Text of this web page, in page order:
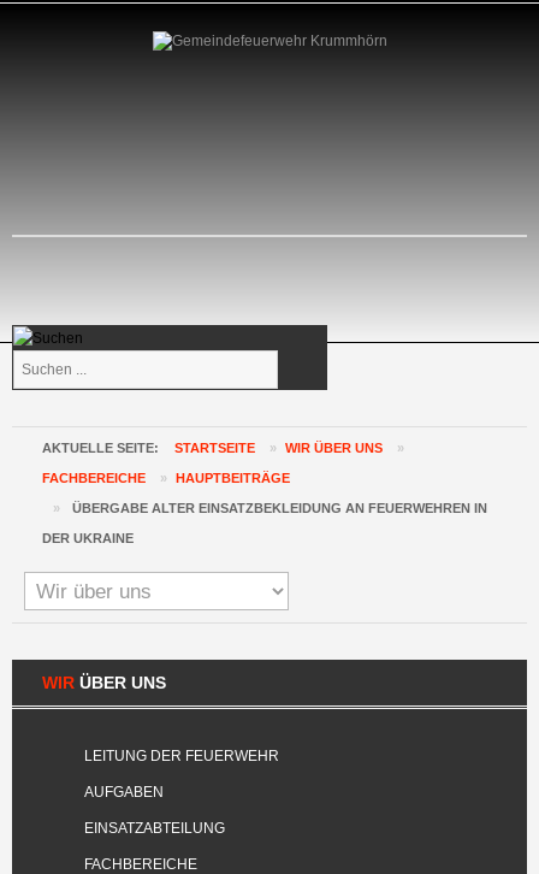
AKTUELLE SEITE: STARTSEITE » WIR ÜBER UNS »
FACHBEREICHE » HAUPTBEITRÄGE
» ÜBERGABE ALTER EINSATZBEKLEIDUNG AN FEUERWEHREN IN
DER UKRAINE
WIR ÜBER UNS
LEITUNG DER FEUERWEHR
AUFGABEN
EINSATZABTEILUNG
FACHBEREICHE